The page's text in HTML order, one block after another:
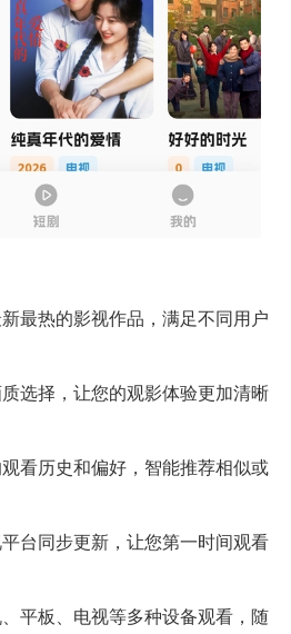
最热的影视作品，满足不同用户
选择，让您的观影体验更加清晰
看历史和偏好，智能推荐相似或
台同步更新，让您第一时间观看
平板、电视等多种设备观看，随